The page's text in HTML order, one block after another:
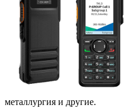
металлургия и другие.